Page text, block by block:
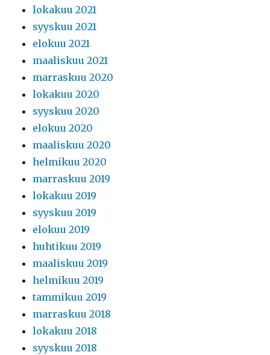
lokakuu 2021
syyskuu 2021
elokuu 2021
maaliskuu 2021
marraskuu 2020
lokakuu 2020
syyskuu 2020
elokuu 2020
maaliskuu 2020
helmikuu 2020
marraskuu 2019
lokakuu 2019
syyskuu 2019
elokuu 2019
huhtikuu 2019
maaliskuu 2019
helmikuu 2019
tammikuu 2019
marraskuu 2018
lokakuu 2018
syyskuu 2018